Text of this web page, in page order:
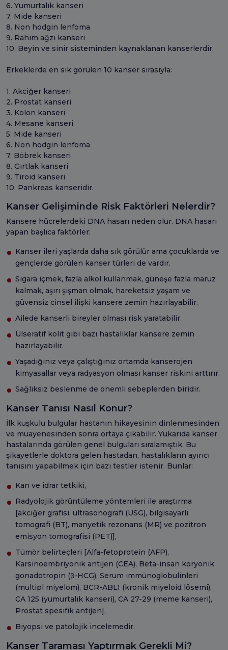
6. Yumurtalık kanseri
7. Mide kanseri
8. Non hodgin lenfoma
9. Rahim ağzı kanseri
10. Beyin ve sinir sisteminden kaynaklanan kanserlerdir.
Erkeklerde en sık görülen 10 kanser sırasıyla:
1. Akciğer kanseri
2. Prostat kanseri
3. Kolon kanseri
4. Mesane kanseri
5. Mide kanseri
6. Non hodgin lenfoma
7. Böbrek kanseri
8. Gırtlak kanseri
9. Tiroid kanseri
10. Pankreas kanseridir.
Kanser Gelişiminde Risk Faktörleri Nelerdir?
Kansere hücrelerdeki DNA hasarı neden olur. DNA hasarı
yapan başlıca faktörler:
Kanser ileri yaşlarda daha sık görülür ama çocuklarda ve
gençlerde görülen kanser türleri de vardır.
Sigara içmek, fazla alkol kullanmak, güneşe fazla maruz
kalmak, aşırı şişman olmak, hareketsiz yaşam ve
güvensiz cinsel ilişki kansere zemin hazırlayabilir.
Ailede kanserli bireyler olması risk yaratabilir.
Ülseratif kolit gibi bazı hastalıklar kansere zemin
hazırlayabilir.
Yaşadığınız veya çalıştığınız ortamda kanserojen
kimyasallar veya radyasyon olması kanser riskini arttırır.
Sağlıksız beslenme de önemli sebeplerden biridir.
Kanser Tanısı Nasıl Konur?
İlk kuşkulu bulgular hastanın hikayesinin dinlenmesinden
ve muayenesinden sonra ortaya çıkabilir. Yukarıda kanser
hastalarında görülen genel bulguları sıralamıştık. Bu
şikayetlerle doktora gelen hastadan, hastalıkların ayırıcı
tanısını yapabilmek için bazı testler istenir. Bunlar:
Kan ve idrar tetkiki,
Radyolojik görüntüleme yöntemleri ile araştırma
[akciğer grafisi, ultrasonografi (USG), bilgisayarlı
tomografi (BT), manyetik rezonans (MR) ve pozitron
emisyon tomografisi (PET)],
Tümör belirteçleri [Alfa-fetoprotein (AFP),
Karsinoembriyonik antijen (CEA), Beta-insan koryonik
gonadotropin (β-HCG), Serum immünoglobulinleri
(multipl miyelom), BCR-ABL1 (kronik miyeloid lösemi),
CA 125 (yumurtalık kanseri), CA 27-29 (meme kanseri),
Prostat spesifik antijen],
Biyopsi ve patolojik incelemedir.
Kanser Taraması Yaptırmak Gerekli Mi?